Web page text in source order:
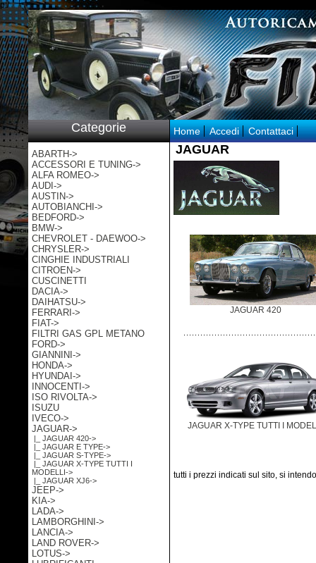
p:/
Categorie
ABARTH->
ACCESSORI E TUNING->
ALFA ROMEO->
AUDI->
AUSTIN->
AUTOBIANCHI->
BEDFORD->
BMW->
CHEVROLET - DAEWOO->
CHRYSLER->
CINGHIE INDUSTRIALI
CITROEN->
CUSCINETTI
DACIA->
DAIHATSU->
FERRARI->
FIAT->
FILTRI GAS GPL METANO
FORD->
GIANNINI->
HONDA->
HYUNDAI->
INNOCENTI->
ISO RIVOLTA->
ISUZU
IVECO->
JAGUAR->
|_ JAGUAR 420->
|_ JAGUAR E TYPE->
|_ JAGUAR S-TYPE->
|_ JAGUAR X-TYPE TUTTI I
MODELLI->
|_ JAGUAR XJ6->
JEEP->
KIA->
LADA->
LAMBORGHINI->
LANCIA->
LAND ROVER->
LOTUS->
Home Accedi Contattaci
JAGUAR
JAGUAR 420
JAGUAR X-TYPE TUTTI I
tutti i prezzi indicati sul sito, si